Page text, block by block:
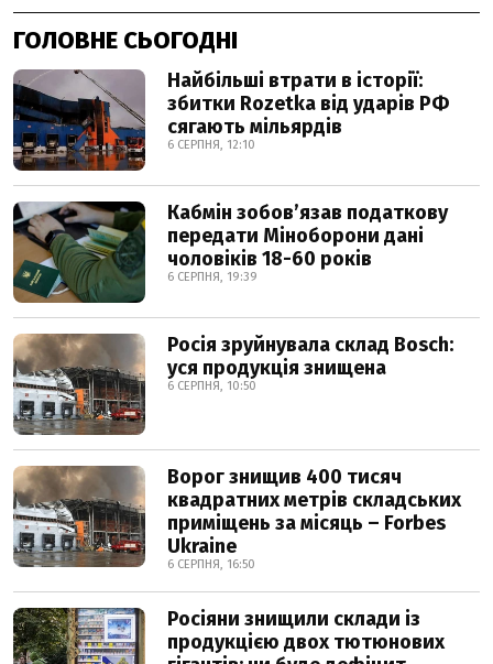
ГОЛОВНЕ СЬОГОДНІ
Найбільші втрати в історії:
збитки Rozetka від ударів РФ
сягають мільярдів
6 СЕРПНЯ, 12:10
Кабмін зобовʼязав податкову
передати Міноборони дані
чоловіків 18-60 років
6 СЕРПНЯ, 19:39
Росія зруйнувала склад Bosch:
уся продукція знищена
6 СЕРПНЯ, 10:50
Ворог знищив 400 тисяч
квадратних метрів складських
приміщень за місяць – Forbes
Ukraine
6 СЕРПНЯ, 16:50
Росіяни знищили склади із
продукцією двох тютюнових